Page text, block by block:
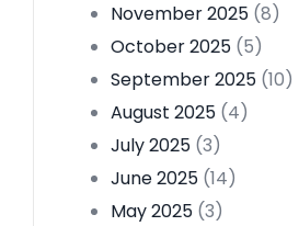
November 2025 (8)
October 2025 (5)
September 2025 (10)
August 2025 (4)
July 2025 (3)
June 2025 (14)
May 2025 (3)